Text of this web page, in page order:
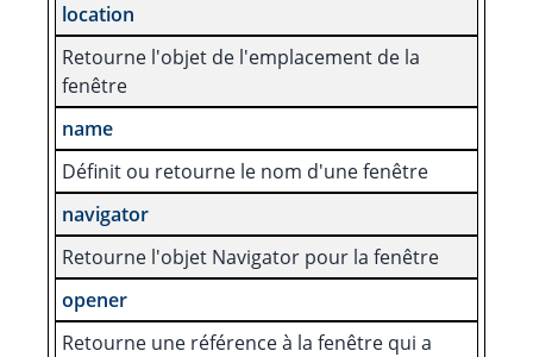
location
Retourne l'objet de l'emplacement de la
fenêtre
name
Définit ou retourne le nom d'une fenêtre
navigator
Retourne l'objet Navigator pour la fenêtre
opener
Retourne une référence à la fenêtre qui a